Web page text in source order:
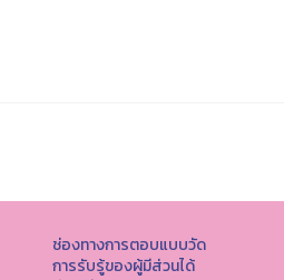
ช่องทางการตอบแบบวัด
การรับรู้ของผู้มีส่วนได้